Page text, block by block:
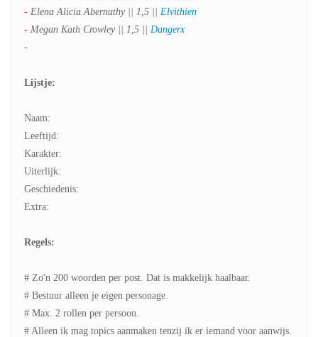
- Elena Alicia Abernathy || 1,5 || Elvithien
- Megan Kath Crowley || 1,5 || Dangerx
-
Lijstje:
Naam:
Leeftijd:
Karakter:
Uiterlijk:
Geschiedenis:
Extra:
Regels:
# Zo'n 200 woorden per post. Dat is makkelijk haalbaar.
# Bestuur alleen je eigen personage.
# Max. 2 rollen per persoon.
# Alleen ik mag topics aanmaken tenzij ik er iemand voor aanwijs.